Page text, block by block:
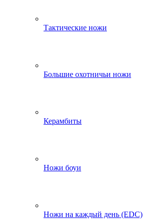
Тактические ножи
Большие охотничьи ножи
Керамбиты
Ножи боуи
Ножи на каждый день (EDC)